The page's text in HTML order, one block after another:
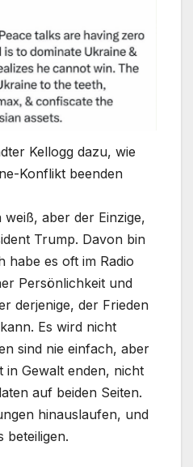
Kellogg dazu, wie
Konflikt beenden
aber der Einzige,
Trump. Davon bin
habe es oft im Radio
Persönlichkeit und
derjenige, der Frieden
Es wird nicht
sind nie einfach, aber
in Gewalt enden, nicht
auf beiden Seiten.
hinauslaufen, und
beteiligen.